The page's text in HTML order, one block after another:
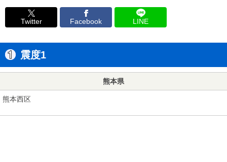
Twitter Facebook LINE
震度1
熊本県
熊本西区